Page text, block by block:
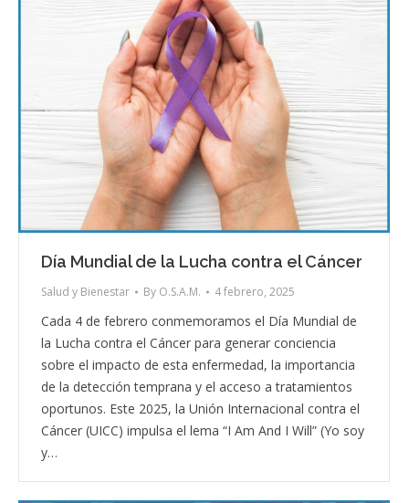
Día Mundial de la Lucha contra el Cáncer
Salud y Bienestar By O.S.A.M. 4 febrero, 2025
Cada 4 de febrero conmemoramos el Día Mundial de
la Lucha contra el Cáncer para generar conciencia
sobre el impacto de esta enfermedad, la importancia
de la detección temprana y el acceso a tratamientos
oportunos. Este 2025, la Unión Internacional contra el
Cáncer (UICC) impulsa el lema “I Am And I Will” (Yo soy
y…